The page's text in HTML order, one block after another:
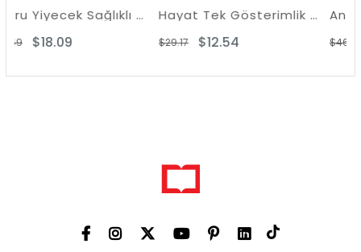
Doğru Yiyecek Sağlıklı Çocuk Hayat Tek Gösterimlik Bir Oyundur
$12.54
Anne Yemekte
$20.07